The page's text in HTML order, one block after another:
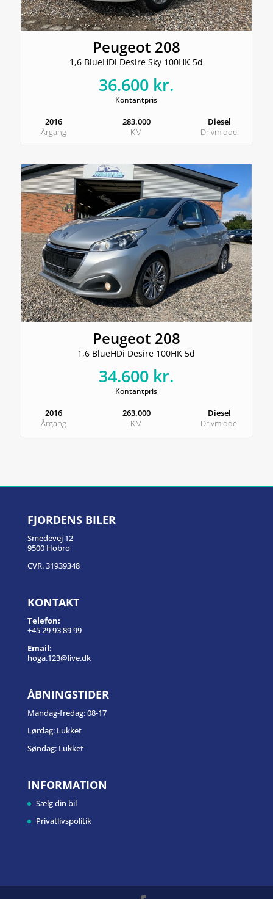
Peugeot 208
1,6 BlueHDi Desire Sky 100HK 5d
36.600 kr.
Kontantpris
2016
Årgang
283.000
KM
Diesel
Drivmiddel
Peugeot 208
1,6 BlueHDi Desire 100HK 5d
34.600 kr.
Kontantpris
2016
Årgang
263.000
KM
Diesel
Drivmiddel
FJORDENS BILER
Smedevej 12
9500 Hobro
CVR. 31939348
KONTAKT
Telefon:
+45 29 93 89 99
Email:
hoga.123@live.dk
ÅBNINGSTIDER
Mandag-fredag: 08-17
Lørdag: Lukket
Søndag: Lukket
INFORMATION
Sælg din bil
Privatlivspolitik